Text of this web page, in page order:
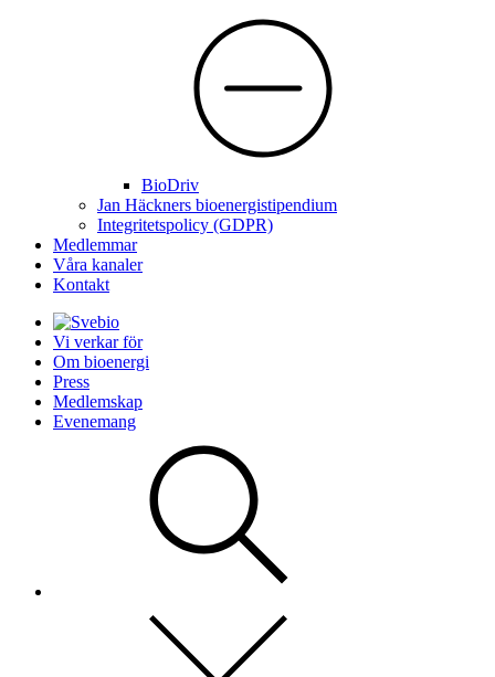
BioDriv
Jan Häckners bioenergistipendium
Integritetspolicy (GDPR)
Medlemmar
Våra kanaler
Kontakt
Vi verkar för
Om bioenergi
Press
Medlemskap
Evenemang